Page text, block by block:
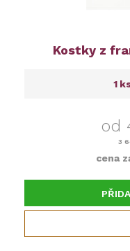
Kostky z
od
3
cena